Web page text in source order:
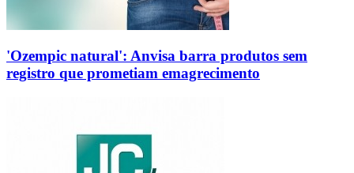
'Ozempic natural': Anvisa barra produtos sem
registro que prometiam emagrecimento